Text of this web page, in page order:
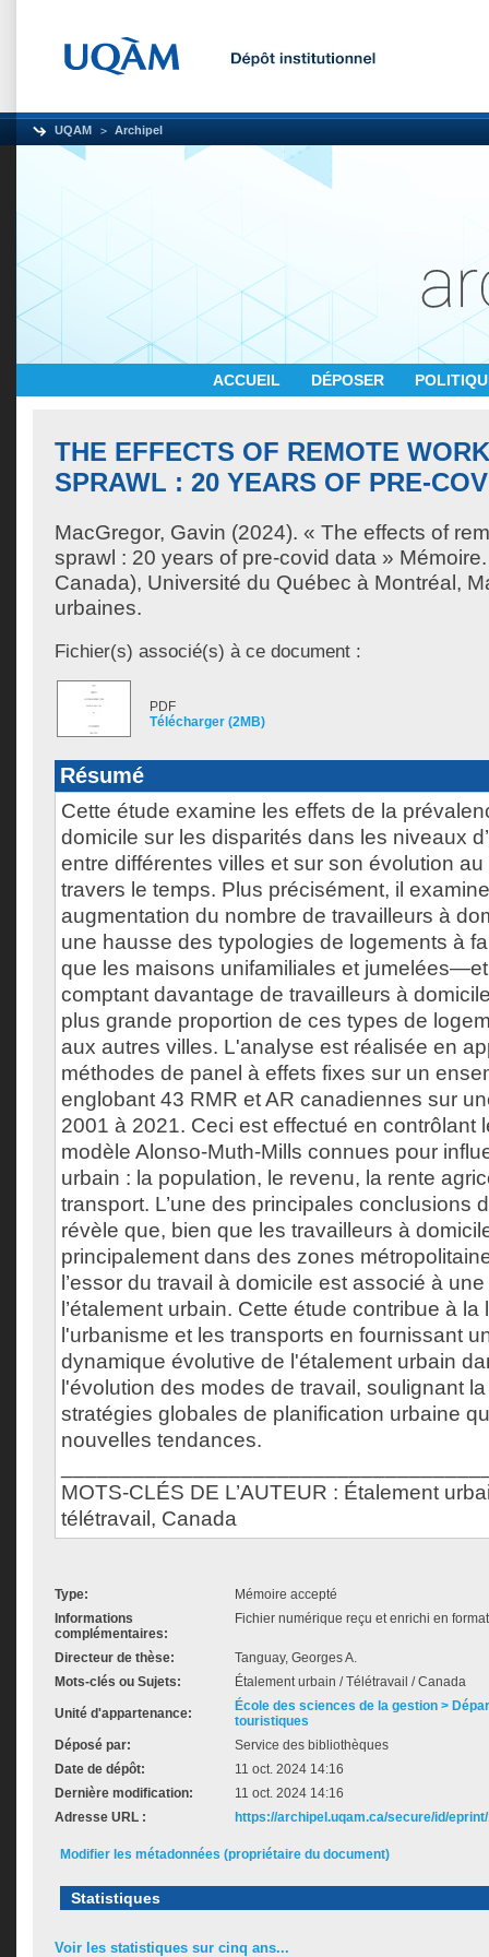
UQAM Archipel
ACCUEIL DÉPOSER
THE EFFECTS OF REMOTE
SPRAWL : 20 YEARS OF PRE-
MacGregor, Gavin (2024). « The effects of
sprawl : 20 years of pre-covid data »
Canada), Université du Québec à Montréal,
urbaines.
Fichier(s) associé(s) à ce document :
PDF
Télécharger (2MB)
Résumé
Cette étude examine les effets de la
domicile sur les disparités dans les niveaux
entre différentes villes et sur son évolution
travers le temps. Plus précisément, il
augmentation du nombre de travailleurs à
une hausse des typologies de logements à
que les maisons unifamiliales et
comptant davantage de travailleurs à
plus grande proportion de ces types de
aux autres villes. L'analyse est réalisée en
méthodes de panel à effets fixes sur un
englobant 43 RMR et AR canadiennes sur
2001 à 2021. Ceci est effectué en contrôlant
modèle Alonso-Muth-Mills connues pour
urbain : la population, le revenu, la rente
transport. L’une des principales conclusions
révèle que, bien que les travailleurs à
principalement dans des zones
l’essor du travail à domicile est associé à
l’étalement urbain. Cette étude contribue à la
l'urbanisme et les transports en fournissant
dynamique évolutive de l'étalement urbain
l'évolution des modes de travail, soulignant
stratégies globales de planification urbaine
nouvelles tendances.
MOTS-CLÉS DE L’AUTEUR : Étalement
télétravail, Canada
Type:
Mémoire accepté
Informations
complémentaires:
Fichier numérique reçu et enrichi en
Directeur de thèse:
Tanguay, Georges A.
Mots-clés ou Sujets:
Étalement urbain / Télétravail / Canada
Unité d'appartenance:
École des sciences de la gestion >
touristiques
Déposé par:
Service des bibliothèques
Date de dépôt:
11 oct. 2024 14:16
Dernière modification:
11 oct. 2024 14:16
Adresse URL :
https://archipel.uqam.ca/secure/id/
Modifier les métadonnées (propriétaire du document)
Statistiques
Voir les statistiques sur cinq ans...